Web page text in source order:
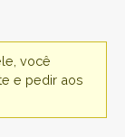
você
e pedir aos